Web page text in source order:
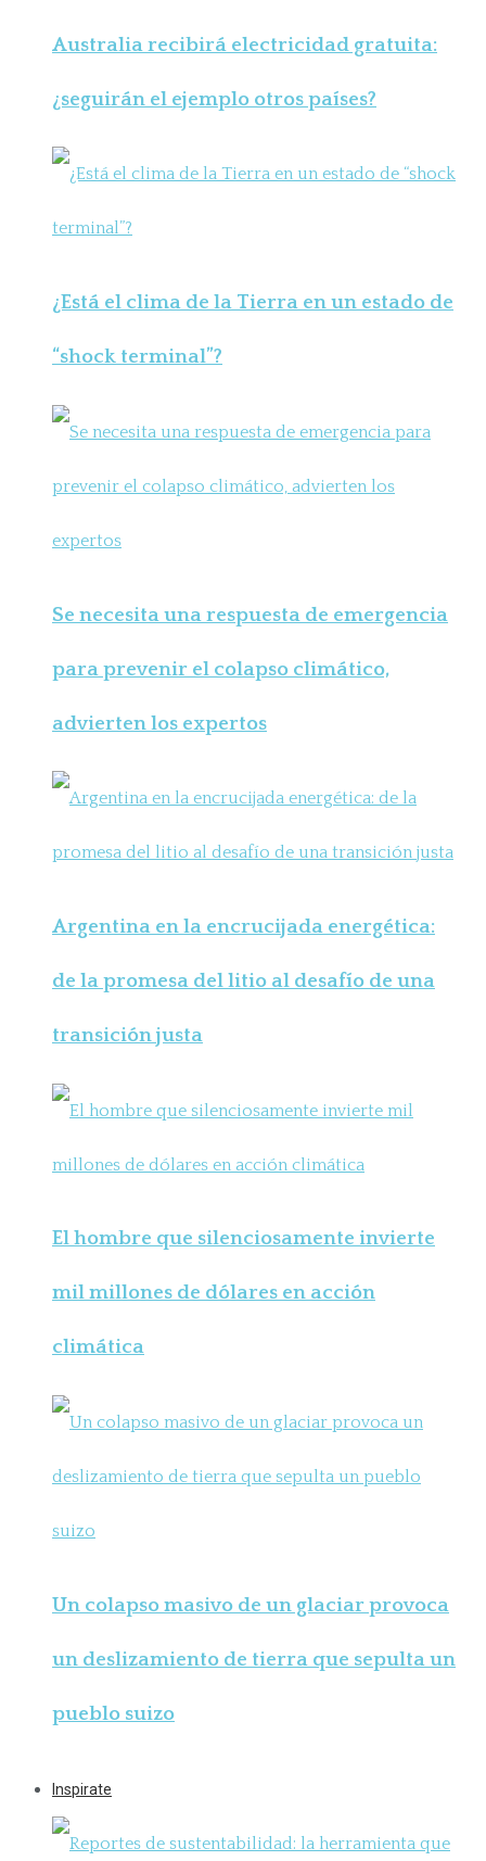
Australia recibirá electricidad gratuita:
¿seguirán el ejemplo otros países?
¿Está el clima de la Tierra en un estado de
“shock terminal”?
Se necesita una respuesta de emergencia
para prevenir el colapso climático,
advierten los expertos
Argentina en la encrucijada energética:
de la promesa del litio al desafío de una
transición justa
El hombre que silenciosamente invierte
mil millones de dólares en acción
climática
Un colapso masivo de un glaciar provoca
un deslizamiento de tierra que sepulta un
pueblo suizo
Inspirate